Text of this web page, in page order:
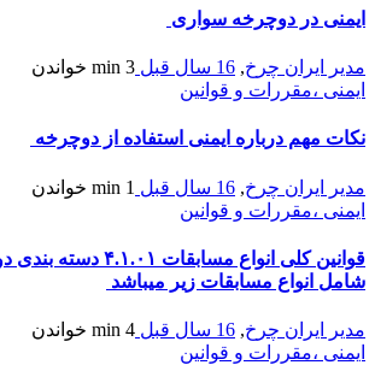
ایمنی در دوچرخه سواری
مدیر ایران چرخ, 16 سال قبل 3 min
خواندن
ایمنی ،مقررات و قوانین
نکات مهم درباره ایمنی استفاده از دوچرخه
مدیر ایران چرخ, 16 سال قبل 1 min
خواندن
ایمنی ،مقررات و قوانین
قوانین کلی انواع
شامل انواع مسابقات زیر میباشد
مدیر ایران چرخ, 16 سال قبل 4 min
خواندن
ایمنی ،مقررات و قوانین